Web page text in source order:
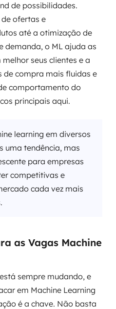
de possibilidades.
ofertas e
até a otimização de
demanda, o ML ajuda as
seus clientes e a
de compra mais fluidas e
comportamento do
principais aqui.
learning em diversos
uma tendência, mas
para empresas
competitivas e
cada vez mais
as Vagas Machine
sempre mudando, e
em Machine Learning
é a chave. Não basta